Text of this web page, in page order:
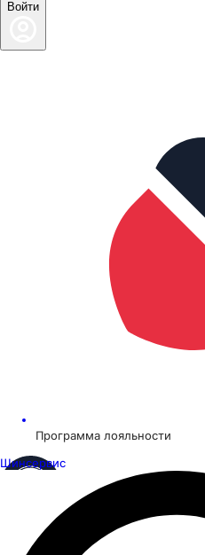
Войти
Программа лояльности
Шинсервис